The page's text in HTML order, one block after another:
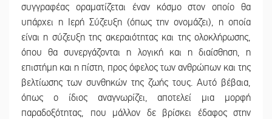
συγγραφέας οραματίζεται έναν κόσμο στον οποίο θα
υπάρχει η Ιερή Σύζευξη (όπως την ονομάζει), η οποία
είναι η σύζευξη της ακεραιότητας και της ολοκλήρωσης,
όπου θα συνεργάζονται η λογική και η διαίσθηση, η
επιστήμη και η πίστη, προς όφελος των ανθρώπων και της
βελτίωσης των συνθηκών της ζωής τους. Αυτό βέβαια,
όπως ο ίδιος αναγνωρίζει, αποτελεί μια μορφή
παραδοξότητας, που μάλλον δε βρίσκει έδαφος στην